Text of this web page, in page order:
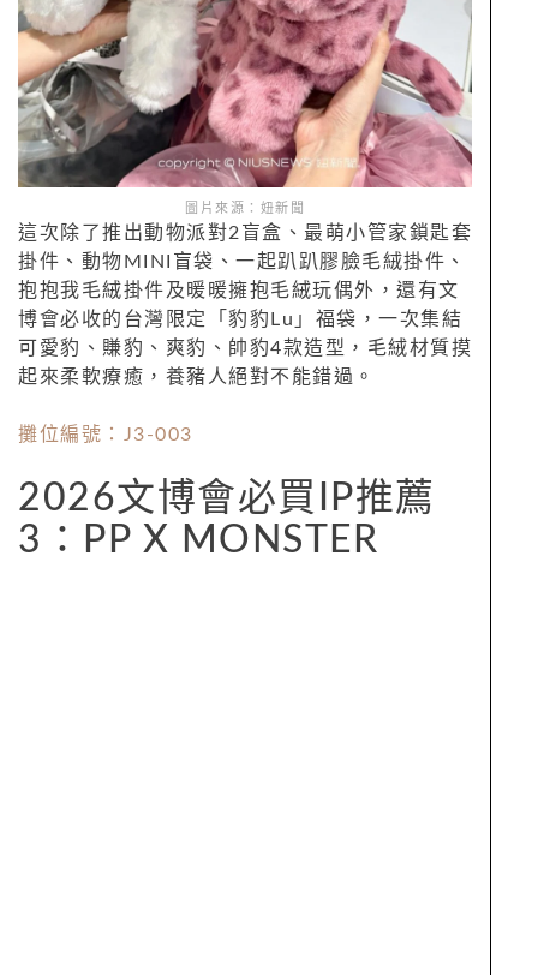
圖片來源：妞新聞
這次除了推出動物派對2盲盒、最萌小管家鎖匙套
掛件、動物MINI盲袋、一起趴趴膠臉毛絨掛件、
抱抱我毛絨掛件及暖暖擁抱毛絨玩偶外，還有文
博會必收的台灣限定「豹豹Lu」福袋，一次集結
可愛豹、賺豹、爽豹、帥豹4款造型，毛絨材質摸
起來柔軟療癒，養豬人絕對不能錯過。
攤位編號：J3-003
2026文博會必買IP推薦
3：PP X MONSTER